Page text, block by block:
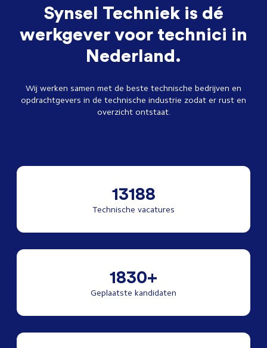
Synsel Techniek is dé
werkgever voor technici in
Nederland.
Wij werken samen met de beste technische bedrijven en
opdrachtgevers in de technische industrie zodat er rust en
overzicht ontstaat.
13188
Technische vacatures
1830+
Geplaatste kandidaten